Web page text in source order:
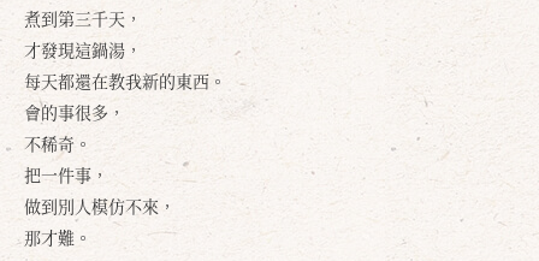
煮到第三千天，
才發現這鍋湯，
每天都還在教我新的東西。
會的事很多，
不稀奇。
把一件事，
做到別人模仿不來，
那才難。